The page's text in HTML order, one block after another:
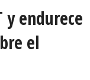
y endurece
el